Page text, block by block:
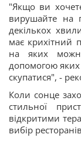
"Якщо ви
вирушайте на
декількох
має крихітний
на яких
допомогою
скупатися", -
Коли сонце
стильної
відкритими
вибір